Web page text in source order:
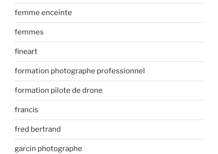
femme enceinte
femmes
fineart
formation photographe professionnel
formation pilote de drone
francis
fred bertrand
garcin photographe